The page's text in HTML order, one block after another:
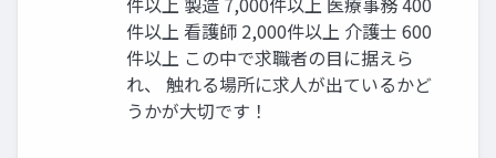
件以上 看護師 2,000件以上 介護⼠ 600
件以上 この中で求職者の⽬に据えら
れ、 触れる場所に求⼈が出ているかど
うかが⼤切です！